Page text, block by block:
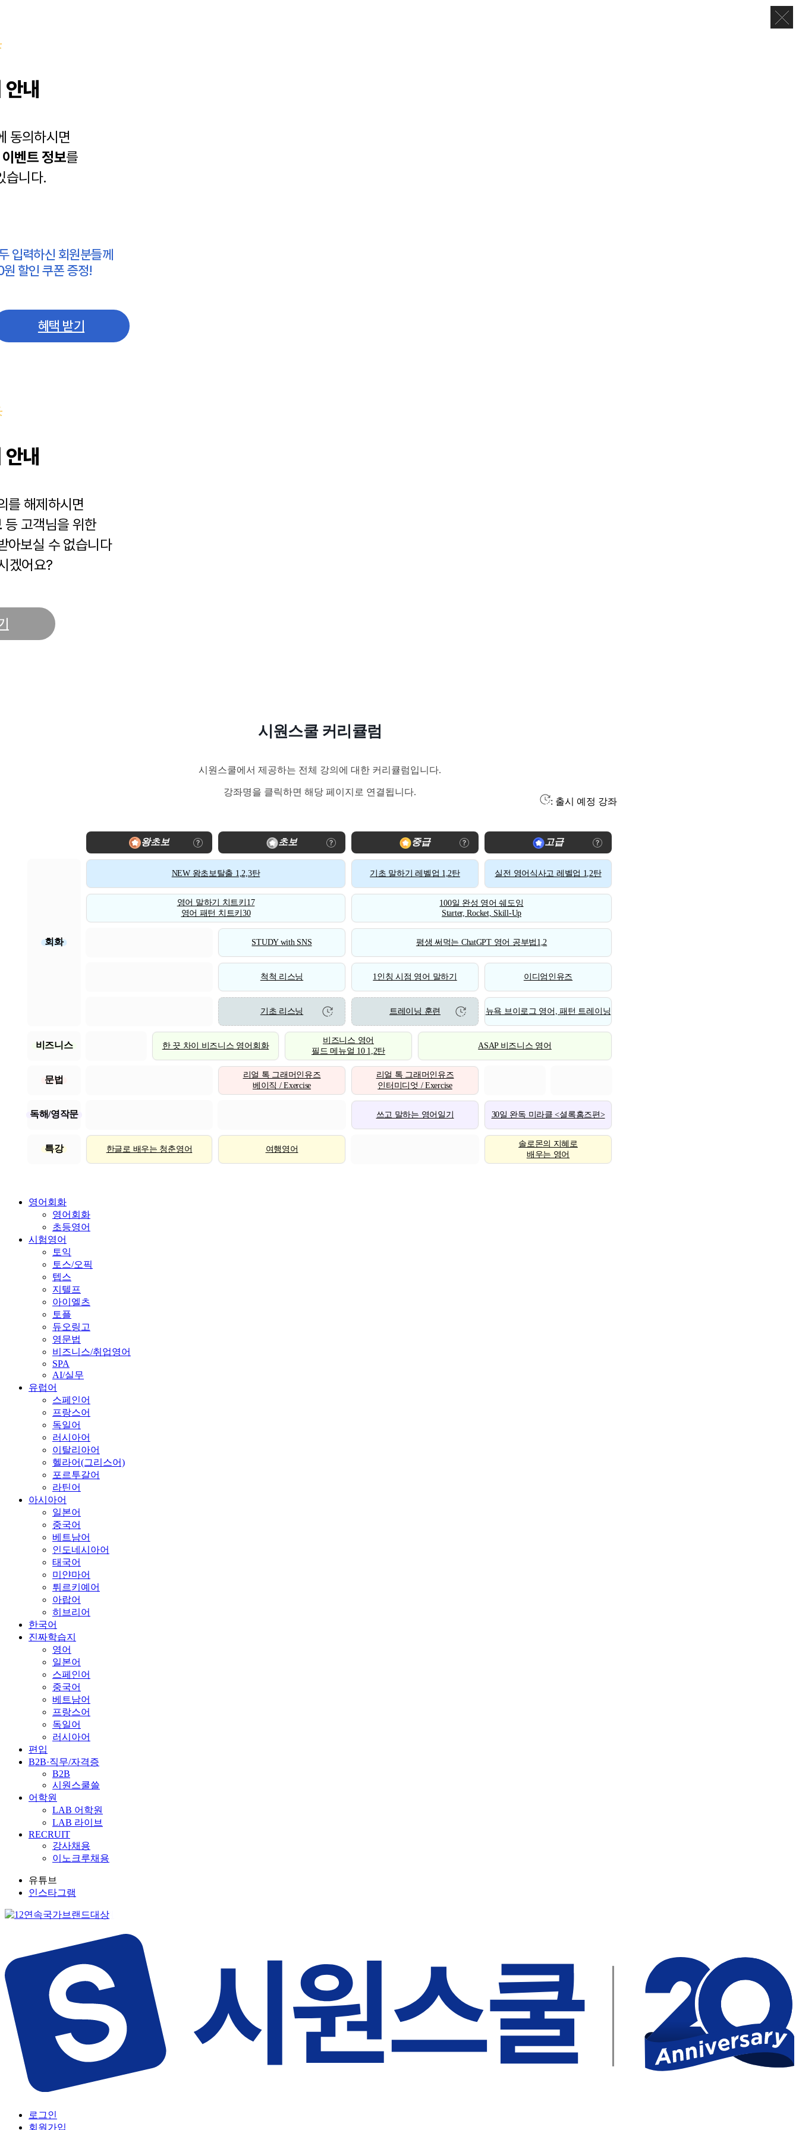
내
동의하시면
이벤트 정보를
습니다.
입력하신 회원분들께
할인 쿠폰 증정!
혜택 받기
내
를 해제하시면
등 고객님을 위한
아보실 수 없습니다
겠어요?
시원스쿨 커리큘럼
시원스쿨에서 제공하는 전체 강의에 대한 커리큘럼입니다.
강좌명을 클릭하면 해당 페이지로 연결됩니다.
: 출시 예정 강좌
왕초보 초보 중급 고급
회화
NEW 왕초보탈출 1,2,3탄 기초 말하기 레벨업 1,2탄 실전 영어식사고 레벨업 1,2탄
영어 말하기 치트키17
영어 패턴 치트키30
100일 완성 영어 쉐도잉
Starter, Rocket, Skill-Up
STUDY with SNS 평생 써먹는 ChatGPT 영어 공부법1,2
척척 리스닝 1인칭 시점 영어 말하기 이디엄인유즈
기초 리스닝 트레이닝 훈련 뉴욕 브이로그 영어, 패턴 트레이닝
비즈니스 한 끗 차이 비즈니스 영어회화
비즈니스 영어
필드 메뉴얼 10 1,2탄
ASAP 비즈니스 영어
문법
리얼 톡 그래머인유즈
베이직 / Exercise
리얼 톡 그래머인유즈
인터미디엇 / Exercise
독해/영작문 쓰고 말하는 영어일기 30일 완독 미라클 <셜록홈즈편>
특강 한글로 배우는 청춘영어 여행영어
솔로몬의 지혜로
배우는 영어
영어회화
영어회화
초등영어
시험영어
토익
토스/오픽
텝스
지텔프
아이엘츠
토플
듀오링고
영문법
비즈니스/취업영어
SPA
AI/실무
유럽어
스페인어
프랑스어
독일어
러시아어
이탈리아어
헬라어(그리스어)
포르투갈어
라틴어
아시아어
일본어
중국어
베트남어
인도네시아어
태국어
미얀마어
튀르키예어
아랍어
히브리어
한국어
진짜학습지
영어
일본어
스페인어
중국어
베트남어
프랑스어
독일어
러시아어
편입
B2B·직무/자격증
B2B
시원스쿨쓸
어학원
LAB 어학원
LAB 라이브
RECRUIT
강사채용
이노크루채용
유튜브
인스타그램
로그인
회원가입